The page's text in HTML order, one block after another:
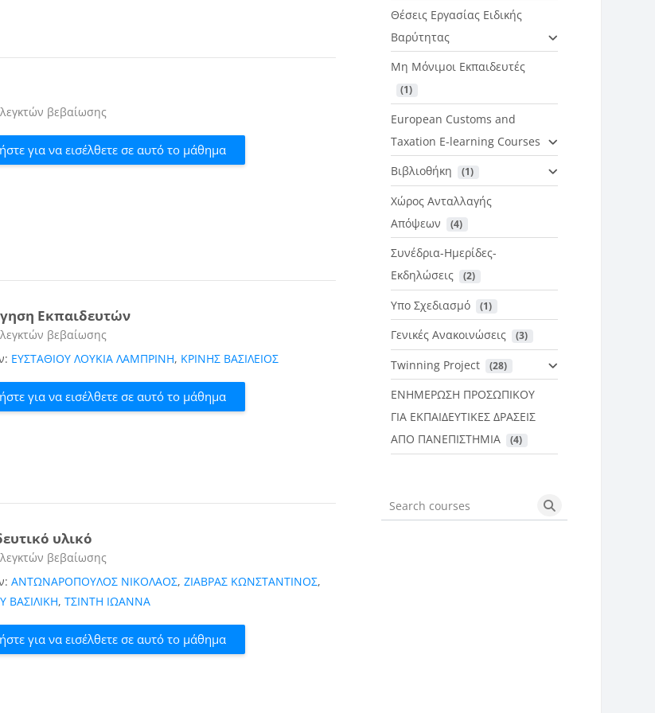
μαθήματοςβεβαίωσης
για να εισέλθετε σε αυτό το μάθημα
Εκπαιδευτών
μαθήματοςβεβαίωσης
ΕΥΣΤΑΘΙΟΥ ΛΟΥΚΙΑ ΛΑΜΠΡΙΝΗ, ΚΡΙΝΗΣ ΒΑΣΙΛΕΙΟΣ
για να εισέλθετε σε αυτό το μάθημα
υλικό
μαθήματοςβεβαίωσης
ΑΝΤΩΝΑΡΟΠΟΥΛΟΣ ΝΙΚΟΛΑΟΣ,ΖΙΑΒΡΑΣ ΚΩΝΣΤΑΝΤΙΝΟΣ,
ΒΑΣΙΛΙΚΗ,ΤΣΙΝΤΗ ΙΩΑΝΝΑ
για να εισέλθετε σε αυτό το μάθημα
Θέσεις Εργασίας Ειδικής
Βαρύτητας
Μη Μόνιμοι Εκπαιδευτές
(1)
European Customs and
Taxation E-learning Courses
Βιβλιοθήκη
(1)
Χώρος Ανταλλαγής
Απόψεων
(4)
Συνέδρια-Ημερίδες-
Εκδηλώσεις
(2)
Υπο Σχεδιασμό (1)
Γενικές Ανακοινώσεις (3)
Twinning Project (28)
ΕΝΗΜΕΡΩΣΗ ΠΡΟΣΩΠΙΚΟΥ
ΓΙΑ ΕΚΠΑΙΔΕΥΤΙΚΕΣ ΔΡΑΣΕΙΣ
ΑΠΟ ΠΑΝΕΠΙΣΤΗΜΙΑ
(4)
Search courses Search courses